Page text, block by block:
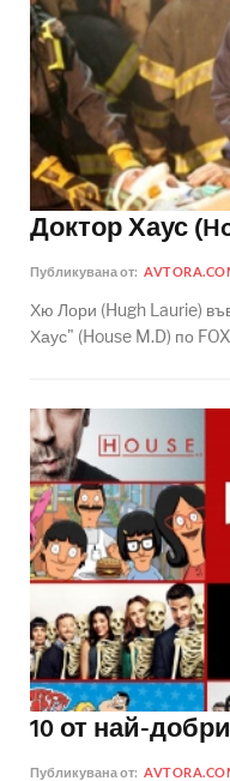
Доктор Хаус
Публикувана от:
Хю Лори (Hugh Laurie)
Хаус" (House M.D) по
10 от най-
Публикувана от: